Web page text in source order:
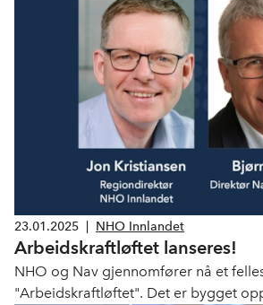
23.01.2025 NHO Innlandet
Arbeidskraftløftet lanseres!
NHO og Nav gjennomfører nå et
"Arbeidskraftløftet". Det er bygget